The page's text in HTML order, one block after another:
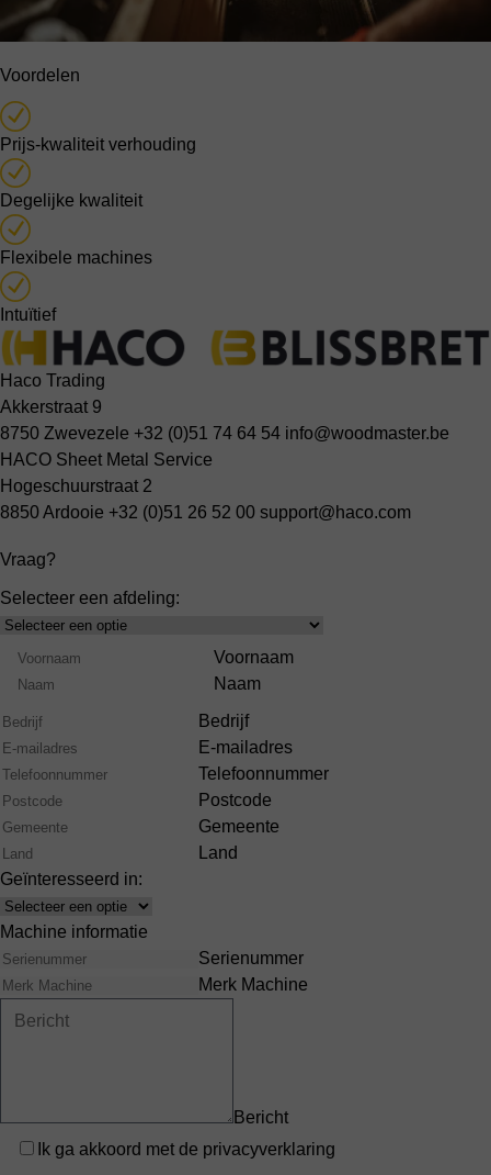
Voordelen
Prijs-kwaliteit verhouding
Degelijke kwaliteit
Flexibele machines
Intuïtief
Haco Trading
Akkerstraat 9
8750 Zwevezele +32 (0)51 74 64 54 info@woodmaster.be
HACO Sheet Metal Service
Hogeschuurstraat 2
8850 Ardooie +32 (0)51 26 52 00 support@haco.com
Vraag?
Selecteer een afdeling:
Select
Product
Range
Naam
Voornaam
Naam
Bedrijf
E-mailadres
Telefoonnummer
Postcode
Gemeente
Land
Geïnteresseerd in:
Interests
Machine informatie
Serienummer
Merk Machine
Bericht
Privacy
Ik ga akkoord met de privacyverklaring